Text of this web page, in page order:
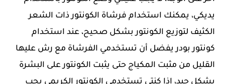
يديكي، يمكنك استخدام فرشاة الكونتور ذات الشعر
الكثيف لتوزيع الكونتور بشكل صحيح، عند استخدام
كونتور بودر يفضل أن تستخدمي الفرشاة مع رش عليها
القليل من مثبت المكياج حتى يثبت الكونتور على البشرة
بشكل جيد، إذا كنتي تستخدمي الكونتور الكريمي يجب